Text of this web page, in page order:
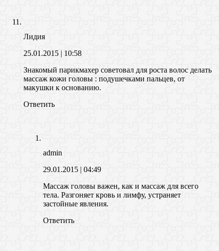
Лидия
25.01.2015 | 10:58
Знакомый парикмахер советовал для роста волос делать
массаж кожи головы : подушечками пальцев, от
макушки к основанию.
Ответить
admin
29.01.2015 | 04:49
Массаж головы важен, как и массаж для всего
тела. Разгоняет кровь и лимфу, устраняет
застойные явления.
Ответить